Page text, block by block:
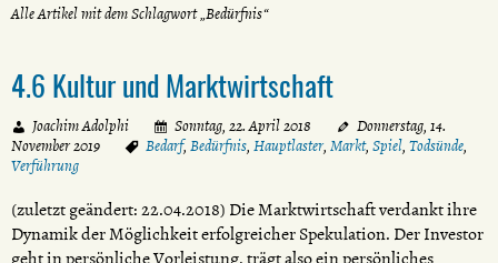
Alle Artikel mit dem Schlagwort „Bedürfnis“
4.6 Kultur und Marktwirtschaft
Joachim Adolphi Sonntag, 22. April 2018
Donnerstag, 14.
November 2019
Bedarf, Bedürfnis, Hauptlaster, Markt, Spiel, Todsünde,
Verführung
(zuletzt geändert: 22.04.2018) Die Marktwirtschaft verdankt ihre
Dynamik der Möglichkeit erfolgreicher Spekulation. Der Investor